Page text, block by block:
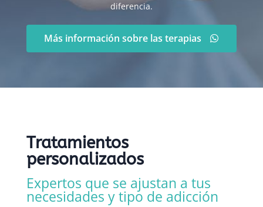
diferencia.
Más información sobre las terapias
Tratamientos
personalizados
Expertos que se ajustan a tus
necesidades y tipo de adicción